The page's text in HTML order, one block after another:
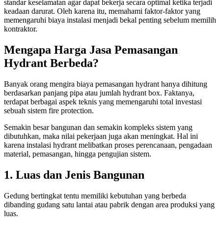
standar keselamatan agar dapat bekerja secara optimal ketika terjadi
keadaan darurat. Oleh karena itu, memahami faktor-faktor yang
memengaruhi biaya instalasi menjadi bekal penting sebelum memilih
kontraktor.
Mengapa Harga Jasa Pemasangan
Hydrant Berbeda?
Banyak orang mengira biaya pemasangan hydrant hanya dihitung
berdasarkan panjang pipa atau jumlah hydrant box. Faktanya,
terdapat berbagai aspek teknis yang memengaruhi total investasi
sebuah sistem fire protection.
Semakin besar bangunan dan semakin kompleks sistem yang
dibutuhkan, maka nilai pekerjaan juga akan meningkat. Hal ini
karena instalasi hydrant melibatkan proses perencanaan, pengadaan
material, pemasangan, hingga pengujian sistem.
1. Luas dan Jenis Bangunan
Gedung bertingkat tentu memiliki kebutuhan yang berbeda
dibanding gudang satu lantai atau pabrik dengan area produksi yang
luas.